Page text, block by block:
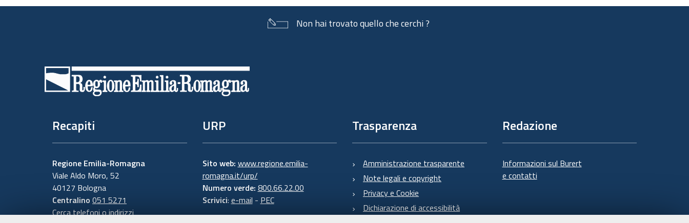
documento
Non hai trovato quello che cerchi ?
Recapiti
Regione Emilia-Romagna
Viale Aldo Moro, 52
40127 Bologna
Centralino 051 5271
Cerca telefoni o indirizzi
URP
Sito web: www.regione.emilia-
romagna.it/urp/
Numero verde: 800.66.22.00
Scrivici: e-mail - PEC
Trasparenza
Amministrazione trasparente
Note legali e copyright
Privacy e Cookie
Dichiarazione di accessibilità
Redazione
Informazioni sul Burert
e contatti